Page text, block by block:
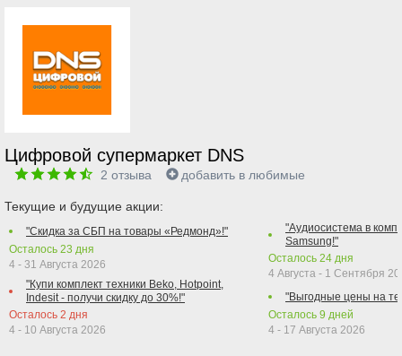
Цифровой супермаркет DNS
2 отзыва добавить в любимые
Текущие и будущие акции:
"Скидка за СБП на товары «Редмонд»!"
Осталось 23 дня
4 - 31 Августа 2026
"Купи комплект техники Beko, Hotpoint,
Indesit - получи скидку до 30%!"
Осталось 2 дня
4 - 10 Августа 2026
"Аудиосистема в
Samsung!"
Осталось 24 дня
4 Августа - 1 Сентября
"Выгодные цены на
Осталось 9 дней
4 - 17 Августа 2026